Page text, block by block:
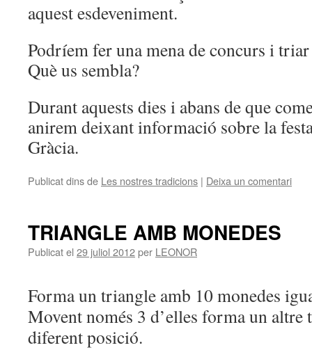
aquest esdeveniment.
Podríem fer una mena de concurs i
Què us sembla?
Durant aquests dies i abans de que
anirem deixant informació sobre la
Gràcia.
Publicat dins de Les nostres tradicions | Deixa un comentari
TRIANGLE AMB MONEDES
Publicat el 29 juliol 2012per LEONOR
Forma un triangle amb 10 monedes
Movent només 3 d’elles forma un altre
diferent posició.